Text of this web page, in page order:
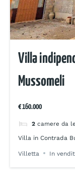
Villa
Mussomeli
€ 160.000
2 camere da
Villa in Contrada
Villetta In